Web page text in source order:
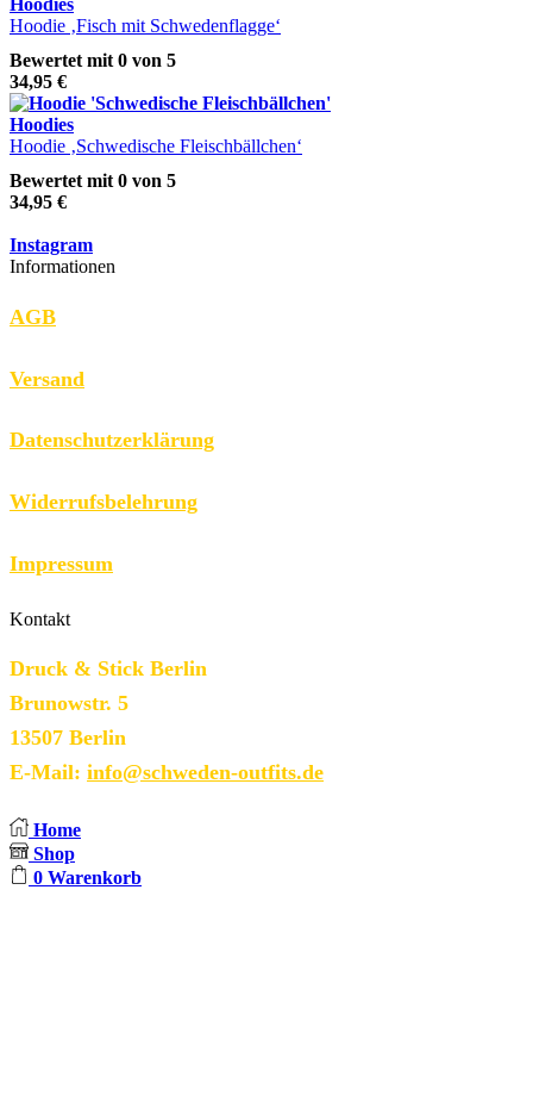
Hoodies
Hoodie ‚Fisch mit Schwedenflagge‘
Bewertet mit 0 von 5
34,95 €
Hoodies
Hoodie ‚Schwedische Fleischbällchen‘
Bewertet mit0 von 5
34,95 €
Instagram
Informationen
AGB
Versand
Datenschutzerklärung
Widerrufsbelehrung
Impressum
Kontakt
Druck & Stick Berlin
Brunowstr. 5
13507 Berlin
E-Mail: info@schweden-outfits.de
Home
Shop
0 Warenkorb